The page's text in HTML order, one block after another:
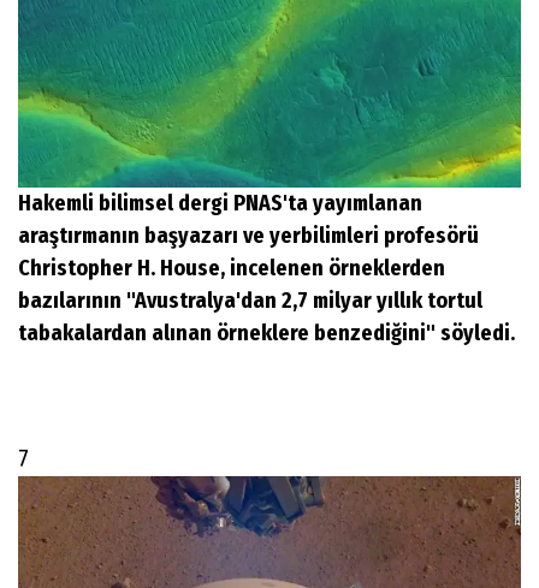
Hakemli bilimsel dergi PNAS'ta yayımlanan
araştırmanın başyazarı ve yerbilimleri profesörü
Christopher H. House, incelenen örneklerden
bazılarının "Avustralya'dan 2,7 milyar yıllık tortul
tabakalardan alınan örneklere benzediğini" söyledi.
7